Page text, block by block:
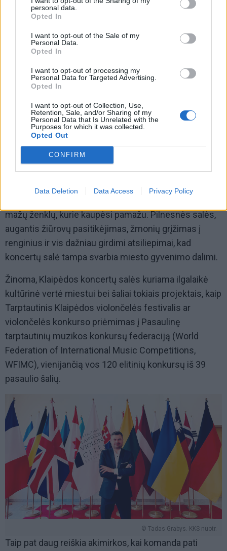
personal data.
Opted In
I want to opt-out of the Sale of my
Personal Data.
Opted In
I want to opt-out of processing my
Personal Data for Targeted Advertising.
Opted In
I want to opt-out of Collection, Use,
Retention, Sale, and/or Sharing of my
Personal Data that Is Unrelated with the
Purposes for which it was collected.
Opted Out
CONFIRM
Data Deletion Data Access Privacy Policy
Pajutome, kad muzika neturi laukti žmonių Koncertų
salėje. Ji gali išeiti į miestą, į parkus, aikštes, viešąsias
erdves ir tapti natūralia vasaros dalimi.
Ar buvo momentas, kai pajutote: „dabar jau judame
mažų ženklų, kurie kaupėsi pamažu. Pilnesnės salės,
augantis žiūrovų pasitikėjimas, žmonių grįžimas į
renginius ir vis dažniau girdimi atsiliepimai, kad
koncertų salė tampa svarbia miesto gyvenimo dalimi.
Žinoma, Klaipėdos koncertų salės kuriama ilgalaikė
kultūrinė vertė miestui bei šaliai tokiais projektais, kaip
Tarptautinis Klaipėdos violončelės festivalis ar
violončelės konkurso priėmimas į Pasaulinę
tarptautinių muzikos konkursų federaciją (World
Federation of International Music Competitions,
WFIMC), vienijančią vos 120 elitinių konkursų iš 39
pasaulio šalių.
© Tadas Grabys. KKS nuotr.
Taip pat daug reiškia akimirkos, kai komanda pati